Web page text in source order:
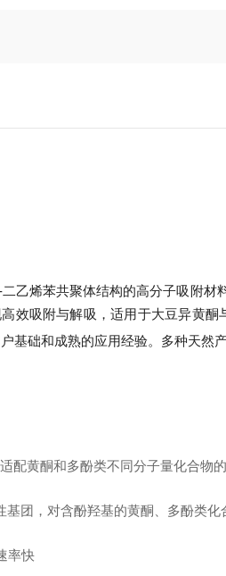
乙烯苯共聚体结构的高分子吸附材
效吸附与解吸，适用于大豆异黄酮
基础和成熟的应用经验。多种天然
配黄酮和多酚类不同分子量化合物
团，对含酚羟基的黄酮、多酚类化
率快